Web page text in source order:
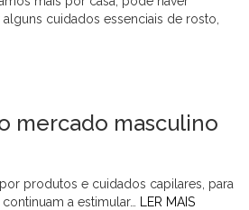
cuidados essenciais de rosto,
mercado masculino
produtos e cuidados capilares, para
a estimular…
LER MAIS